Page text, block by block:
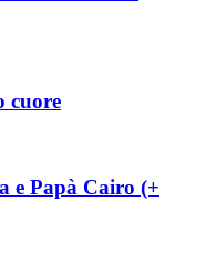
cuore
e Papà Cairo (+